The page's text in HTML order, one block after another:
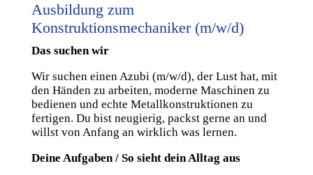
Ausbildung zum
Konstruktionsmechaniker (m/w/d)
Das suchen wir
Wir suchen einen Azubi (m/w/d), der Lust hat, mit
den Händen zu arbeiten, moderne Maschinen zu
bedienen und echte Metallkonstruktionen zu
fertigen. Du bist neugierig, packst gerne an und
willst von Anfang an wirklich was lernen.
Deine Aufgaben / So sieht dein Alltag aus